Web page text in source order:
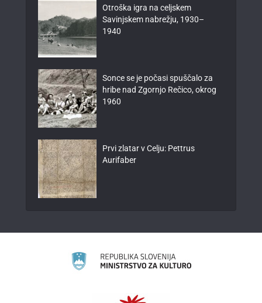
Otroška igra na celjskem
Savinjskem nabrežju, 1930–
1940
Sonce se je počasi spuščalo za
hribe nad Zgornjo Rečico, okrog
1960
Prvi zlatar v Celju: Pettrus
Aurifaber